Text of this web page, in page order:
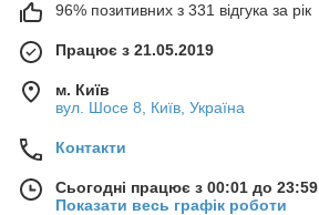
96% позитивних з 331 відгука за рік
Працює з 21.05.2019
м. Київ
вул. Шосе 8, Київ, Україна
Контакти
Сьогодні працює з 00:01 до 23:59
Показати весь графік роботи